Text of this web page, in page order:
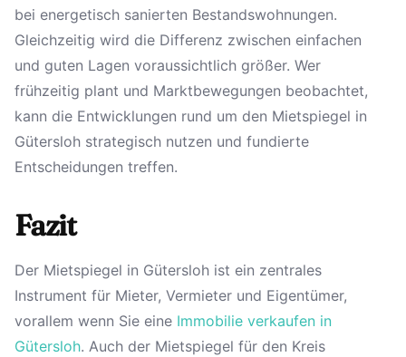
bei energetisch sanierten Bestandswohnungen.
Gleichzeitig wird die Differenz zwischen einfachen
und guten Lagen voraussichtlich größer. Wer
frühzeitig plant und Marktbewegungen beobachtet,
kann die Entwicklungen rund um den Mietspiegel in
Gütersloh strategisch nutzen und fundierte
Entscheidungen treffen.
Fazit
Der Mietspiegel in Gütersloh ist ein zentrales
Instrument für Mieter, Vermieter und Eigentümer,
vorallem wenn Sie eine Immobilie verkaufen in
Gütersloh. Auch der Mietspiegel für den Kreis